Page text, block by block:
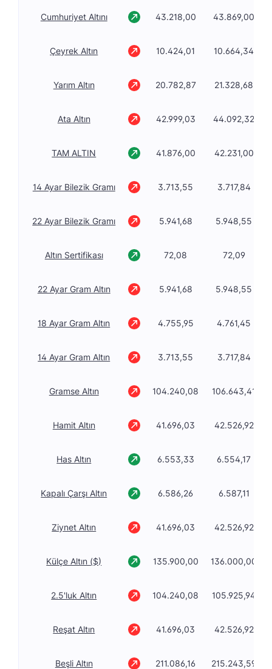
Cumhuriyet Altını 43.218,00 43.869,00
Çeyrek Altın 10.424,01 10.664,34
Yarım Altın 20.782,87 21.328,68
Ata Altın 42.999,03 44.092,32
TAM ALTIN 41.876,00 42.231,00
14 Ayar Bilezik Gramı 3.713,55 3.717,84
22 Ayar Bilezik Gramı 5.941,68 5.948,55
Altın Sertifikası 72,08 72,09
22 Ayar Gram Altın 5.941,68 5.948,55
18 Ayar Gram Altın 4.755,95 4.761,45
14 Ayar Gram Altın 3.713,55 3.717,84
Gramse Altın 104.240,08 106.643,41
Hamit Altın 41.696,03 42.526,92
Has Altın 6.553,33 6.554,17
Kapalı Çarşı Altın 6.586,26 6.587,11
Ziynet Altın 41.696,03 42.526,92
Külçe Altın ($) 135.900,00 136.000,00
2.5'luk Altın 104.240,08 105.925,94
Reşat Altın 41.696,03 42.526,92
Beşli Altın 211.086,16 215.243,59